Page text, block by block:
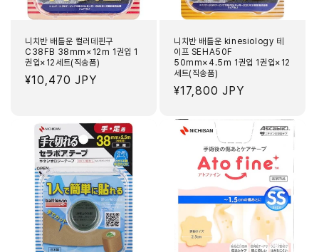
수
량
줄
임
수
량
늘
림
니치반 배틀운 컬러데핀구
C38FB 38mm×12m 1권입 1
권입×12세트(직송품)
정
¥10,470 JPY
니치반 배틀운 kinesiology 테
이프 SEHA50F
50mm×4.5m 1권입 1권입×12
세트(직송품)
정
¥17,800 JPY